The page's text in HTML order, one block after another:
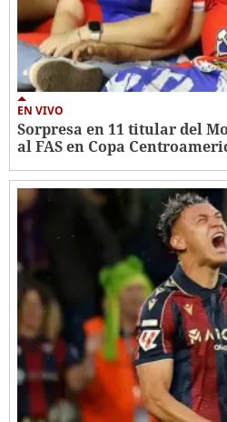
EN VIVO
Sorpresa en 11 titular del
al FAS en Copa